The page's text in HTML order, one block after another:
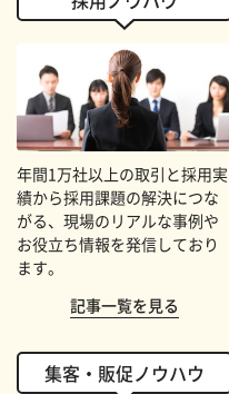
年間1万社以上の取引と採用実
績から採用課題の解決につな
がる、現場のリアルな事例や
お役立ち情報を発信しており
ます。
記事一覧を見る
集客・販促ノウハウ